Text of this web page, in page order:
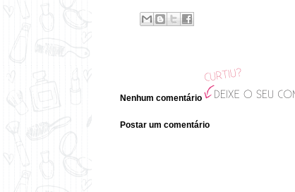
Nenhum comentário
Postar um comentário